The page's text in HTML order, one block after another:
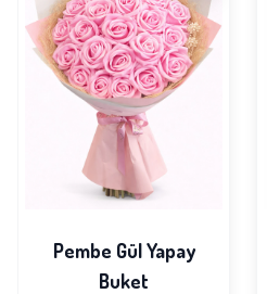
Pembe Gül Yapay
Buket